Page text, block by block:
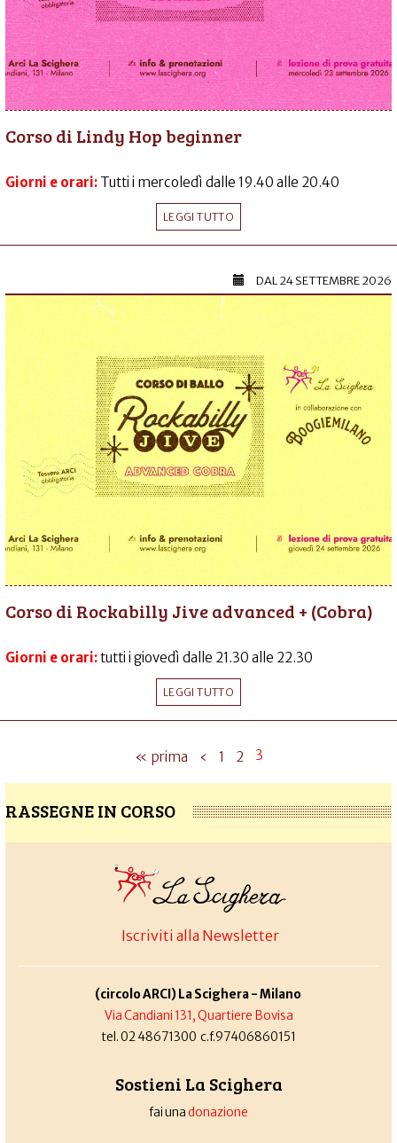
Corso di Lindy Hop beginner
Giorni e orari: Tutti i mercoledì dalle 19.40 alle 20.40
LEGGI TUTTO
DAL24 SETTEMBRE 2026
Corso di Rockabilly Jive advanced + (Cobra)
Giorni e orari:tutti i giovedì dalle 21.30 alle 22.30
LEGGI TUTTO
« prima ‹ 1 2 3
RASSEGNE IN CORSO
Iscriviti alla Newsletter
(circolo ARCI) La Scighera - Milano
Via Candiani 131, Quartiere Bovisa
tel. 02 48671300 c.f.97406860151
Sostieni La Scighera
fai unadonazione